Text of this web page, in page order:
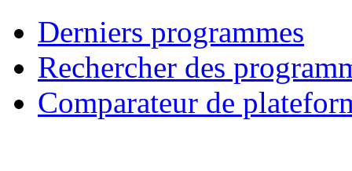
Derniers programmes
Rechercher des
Comparateur de